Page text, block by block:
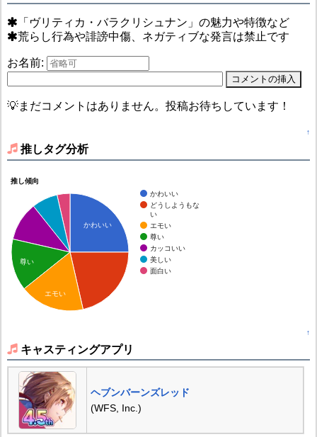
「ヴリティカ・バラクリシュナン」の魅力や特徴など
荒らし行為や誹謗中傷、ネガティブな発言は禁止です
お名前:
💡まだコメントはありません。投稿お待ちしています！
↑
推しタグ分析
推し傾向
かわいい
どうしようもな
い
エモい
尊い
カッコいい
美しい
面白い
かわいい
尊い
エモい
↑
キャスティングアプリ
ヘブンバーンズレッド
(WFS, Inc.)